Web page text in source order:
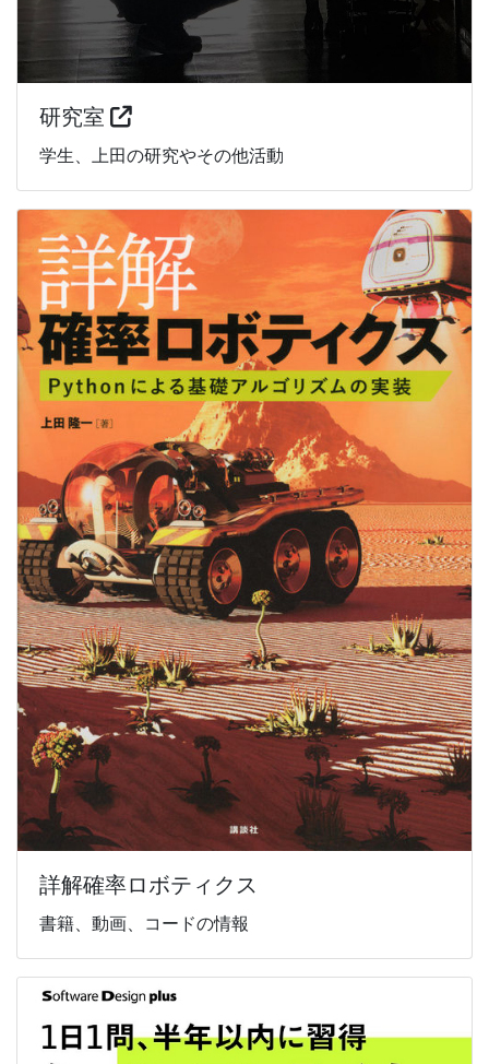
研究室
学生、上田の研究やその他活動
詳解確率ロボティクス
書籍、動画、コードの情報